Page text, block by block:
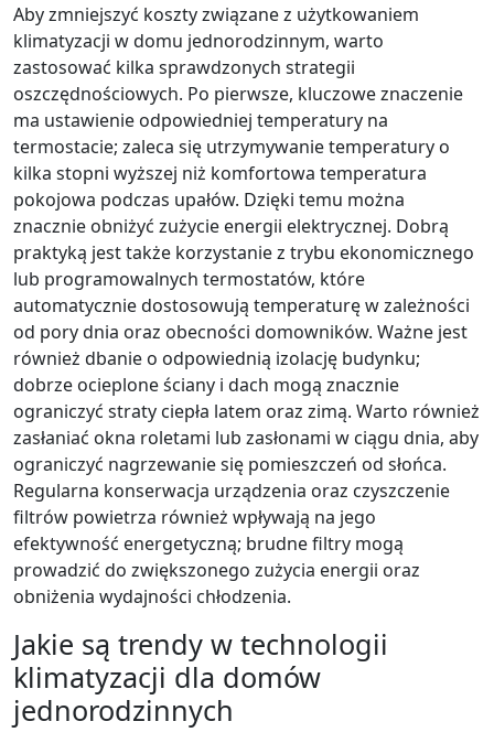
Aby zmniejszyć koszty związane z użytkowaniem
klimatyzacji w domu jednorodzinnym, warto
zastosować kilka sprawdzonych strategii
oszczędnościowych. Po pierwsze, kluczowe znaczenie
ma ustawienie odpowiedniej temperatury na
termostacie; zaleca się utrzymywanie temperatury o
kilka stopni wyższej niż komfortowa temperatura
pokojowa podczas upałów. Dzięki temu można
znacznie obniżyć zużycie energii elektrycznej. Dobrą
praktyką jest także korzystanie z trybu ekonomicznego
lub programowalnych termostatów, które
automatycznie dostosowują temperaturę w zależności
od pory dnia oraz obecności domowników. Ważne jest
również dbanie o odpowiednią izolację budynku;
dobrze ocieplone ściany i dach mogą znacznie
ograniczyć straty ciepła latem oraz zimą. Warto również
zasłaniać okna roletami lub zasłonami w ciągu dnia, aby
ograniczyć nagrzewanie się pomieszczeń od słońca.
Regularna konserwacja urządzenia oraz czyszczenie
filtrów powietrza również wpływają na jego
efektywność energetyczną; brudne filtry mogą
prowadzić do zwiększonego zużycia energii oraz
obniżenia wydajności chłodzenia.
Jakie są trendy w technologii
klimatyzacji dla domów
jednorodzinnych